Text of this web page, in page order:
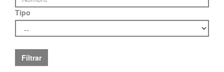
Tipo
Filtrar